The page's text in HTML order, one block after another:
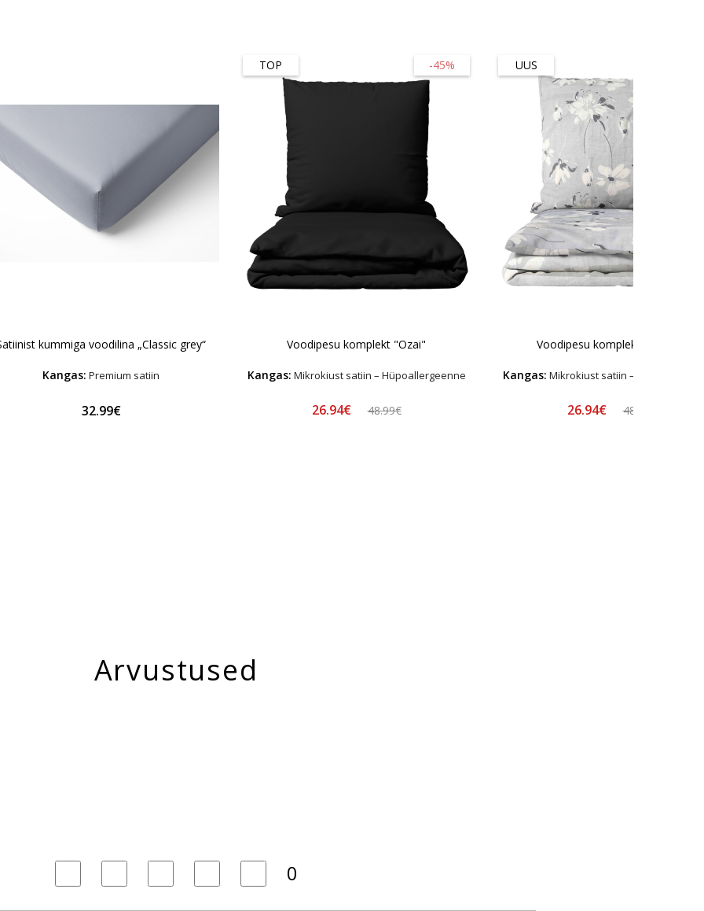
kummiga voodilina „Classic grey“
Kangas: Premium satiin
32.99€
-45%
TOP
Voodipesu komplekt "Ozai"
Kangas: Mikrokiust satiin – Hüpoallergeenne
26.94€ 48.99€
UUS
Voodipesu komplekt "Drizzle"
Kangas: Mikrokiust satiin –
26.94€ 48.99€
Arvustused
0